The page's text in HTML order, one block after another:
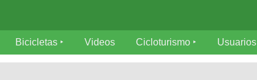
Bicicletas Videos Cicloturismo Usuarios